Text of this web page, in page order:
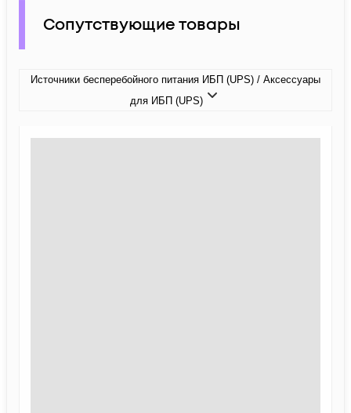
Сопутствующие товары
Источники бесперебойного питания ИБП (UPS) / Аксессуары
для ИБП (UPS)